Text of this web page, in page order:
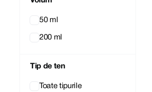
50 ml
200 ml
Tip de ten
Toate tipurile